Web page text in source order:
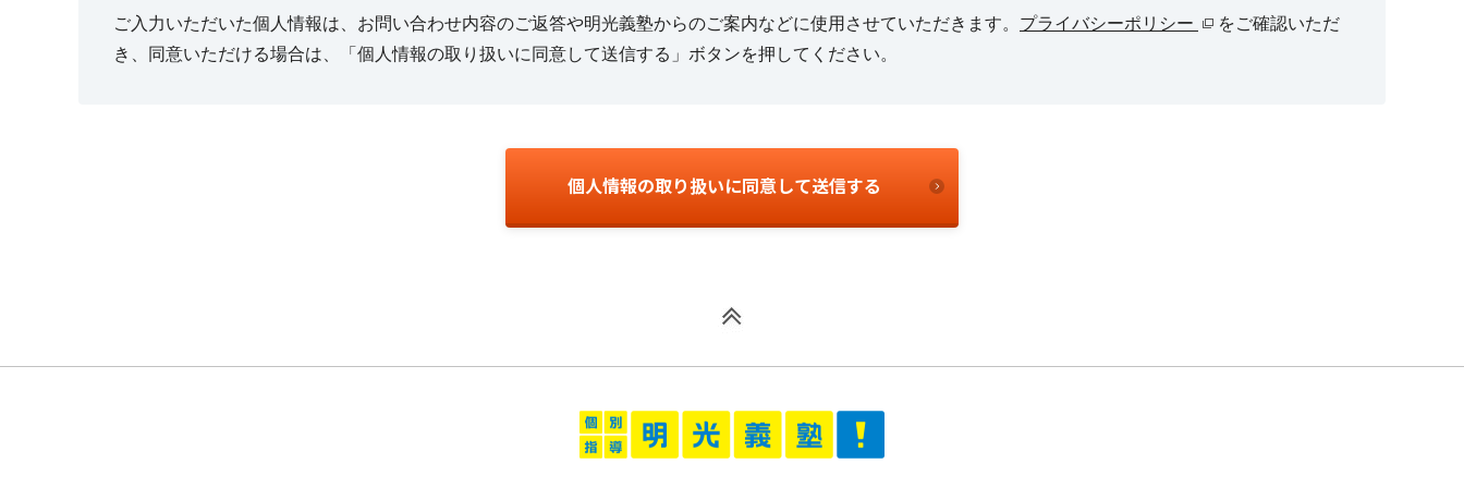
ご入力いただいた個人情報は、お問い合わせ内容のご返答や明光義塾からのご案内などに使用させていただきます。 プライバシーポリシー
をご確認いただ
き、同意いただける場合は、「個人情報の取り扱いに同意して送信する」ボタンを押してください。
個人情報の取り扱いに同意して送信する